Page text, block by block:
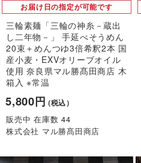
お届け日の指定が可能です
三輪素麺「三輪の神糸－蔵出
し二年物－」 手延べそうめん
20束＋めんつゆ3倍希釈2本 国
産小麦・EXVオリーブオイル
使用 奈良県マル勝髙田商店 木
箱入 ※常温
5,800円（税込）
販売中 在庫数 44
株式会社 マル勝髙田商店